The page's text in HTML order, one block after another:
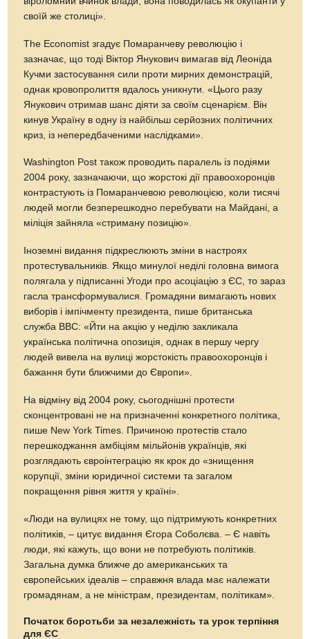
своїй же столиці».
The Economist згадує Помаранчеву революцію і
зазначає, що тоді Віктор Янукович вимагав від Леоніда
Кучми застосування сили проти мирних демонстрацій,
однак кровопролиття вдалось уникнути. «Цього разу
Янукович отримав шанс діяти за своїм сценарієм. Він
кинув Україну в одну із найбільш серйозних політичних
криз, із непередбаченими наслідками».
Washington Post також проводить паралель із подіями
2004 року, зазначаючи, що жорстокі дії правоохоронців
контрастують із Помаранчевою революцією, коли тисячі
людей могли безперешкодно перебувати на Майдані, а
міліція зайняла «стриману позицію».
Іноземні видання підкреслюють зміни в настроях
протестувальників. Якщо минулої неділі головна вимога
полягала у підписанні Угоди про асоціацію з ЄС, то зараз
гасла трансформувалися. Громадяни вимагають нових
виборів і імпічменту президента, пише британська
служба ВВС: «Йти на акцію у неділю закликала
українська політична опозиція, однак в першу чергу
людей вивела на вулиці жорстокість правоохоронців і
бажання бути ближчими до Європи».
На відміну від 2004 року, сьогоднішні протести
сконцентровані не на призначенні конкретного політика,
пише New York Times. Причиною протестів стало
перешкоджання амбіціям мільйонів українців, які
розглядають євроінтеграцію як крок до «знищення
корупції, зміни юридичної системи та загалом
покращення рівня життя у країні».
«Люди на вулицях не тому, що підтримують конкретних
політиків, – цитує видання Єгора Соболєва. – Є навіть
люди, які кажуть, що вони не потребують політиків.
Загальна думка ближче до американських та
європейських ідеалів – справжня влада має належати
громадянам, а не міністрам, президентам, політикам».
Початок боротьби за незалежність та урок терпіння
для ЄС